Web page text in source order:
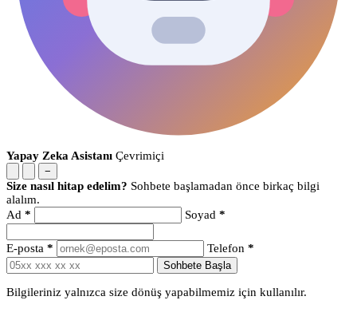
Yapay Zeka Asistanı Çevrimiçi
−
Size nasıl hitap edelim? Sohbete başlamadan önce birkaç bilgi
alalım.
Ad * Soyad *
E-posta * Telefon *
Sohbete Başla
Bilgileriniz yalnızca size dönüş yapabilmemiz için kullanılır.